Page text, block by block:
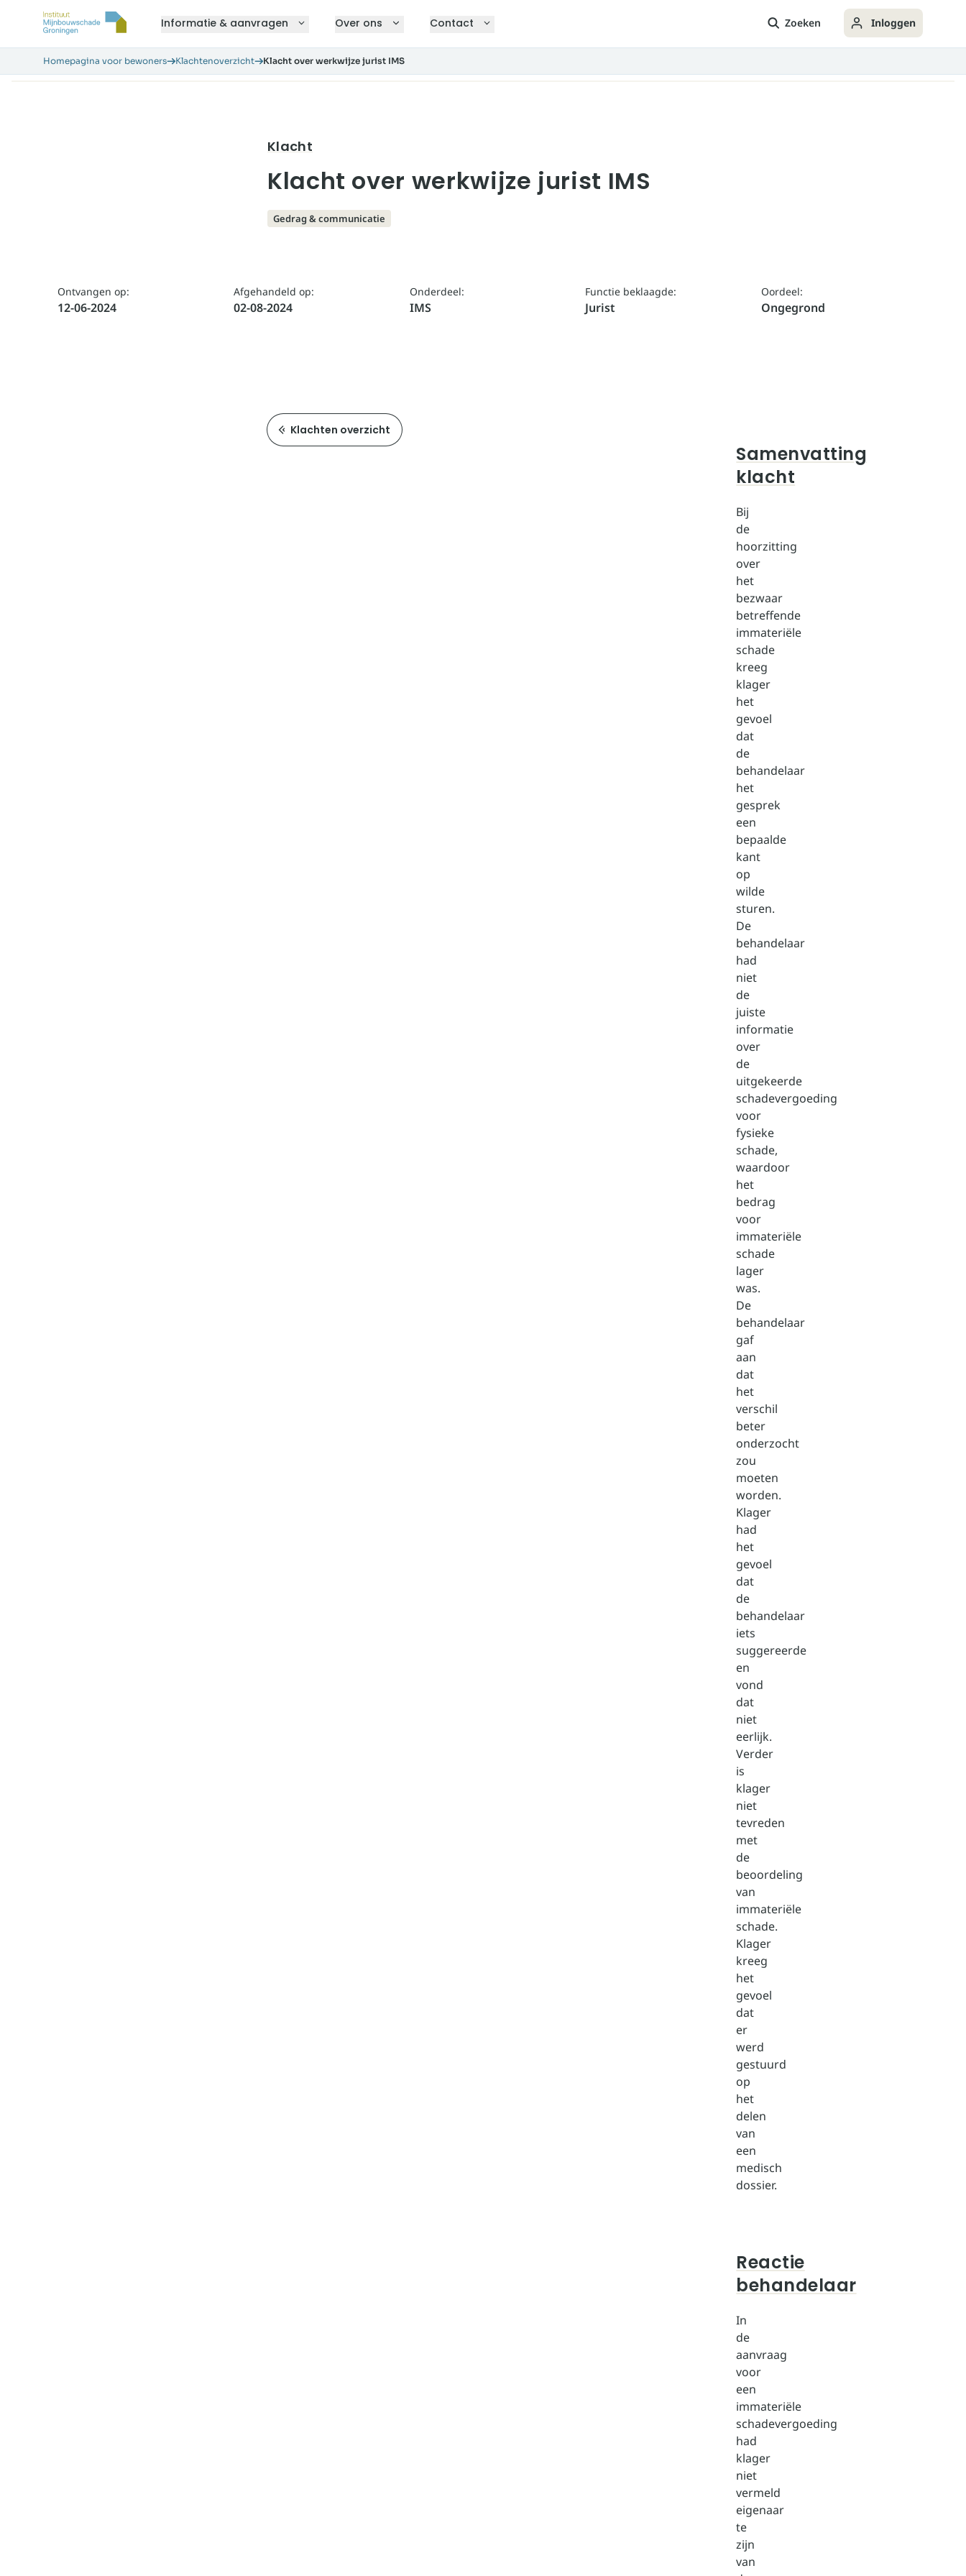
Informatie & aanvragen Over ons Contact Zoeken Inloggen
Homepagina voor bewoners Klachtenoverzicht Klacht over werkwijze jurist IMS
Klacht over werkwijze jurist IMS
Klacht
Gedrag & communicatie
Ontvangen op:
12-06-2024
Afgehandeld op:
02-08-2024
Onderdeel:
IMS
Functie beklaagde:
Jurist
Oordeel:
Ongegrond
Klachten overzicht
Samenvatting
klacht
Bij
de
hoorzitting
over
het
bezwaar
betreffende
immateriële
schade
kreeg
klager
het
gevoel
dat
de
behandelaar
het
gesprek
een
bepaalde
kant
op
wilde
sturen.
De
behandelaar
had
niet
de
juiste
informatie
over
de
uitgekeerde
schadevergoeding
voor
fysieke
schade,
waardoor
het
bedrag
voor
immateriële
schade
lager
was.
De
behandelaar
gaf
aan
dat
het
verschil
beter
onderzocht
zou
moeten
worden.
Klager
had
het
gevoel
dat
de
behandelaar
iets
suggereerde
en
vond
dat
niet
eerlijk.
Verder
is
klager
niet
tevreden
met
de
beoordeling
van
immateriële
schade.
Klager
kreeg
het
gevoel
dat
er
werd
gestuurd
op
het
delen
van
een
medisch
dossier.
Reactie
behandelaar
In
de
aanvraag
voor
een
immateriële
schadevergoeding
had
klager
niet
vermeld
eigenaar
te
zijn
van